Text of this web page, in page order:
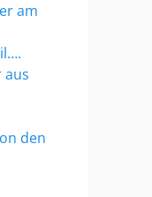
am
aus
den